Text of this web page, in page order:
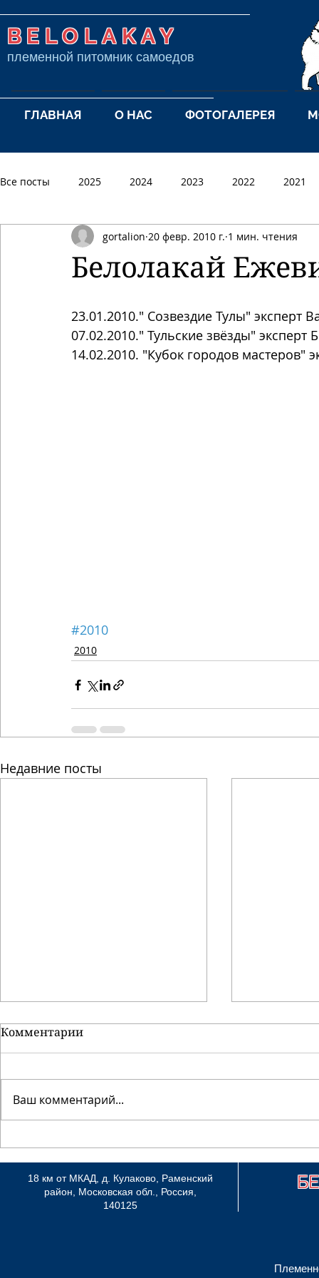
ГЛАВНАЯ О НАС ФОТОГАЛЕРЕЯ
BELOLAKAY
племенной питомник самоедов
Все посты 2025 2024 2023 2022 2021
2011 2010 2009 2008 2007
Белолакай
gortalion 20 февр. 2010 г. 1 мин. чтения
23.01.2010." Созвездие Тулы" эксперт
07.02.2010." Тульские звёзды"
14.02.2010. "Кубок городов мастеров"
#2010
2010
Недавние посты
Гран При
Комментарии
Ваш комментарий...
18 км от МКАД, д. Кулаково, Раменский
район, Московская обл., Россия,
140125